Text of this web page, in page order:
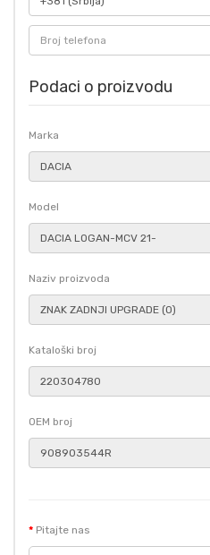
Podaci o proizvodu
Marka
Model
Naziv proizvoda
Kataloški broj
OEM broj
Pitajte nas